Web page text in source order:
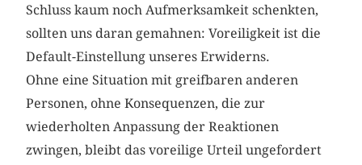
Schluss kaum noch Aufmerksamkeit schenkten,
sollten uns daran gemahnen: Voreiligkeit ist die
Default-Einstellung unseres Erwiderns.
Ohne eine Situation mit greifbaren anderen
Personen, ohne Konsequenzen, die zur
wiederholten Anpassung der Reaktionen
zwingen, bleibt das voreilige Urteil ungefordert